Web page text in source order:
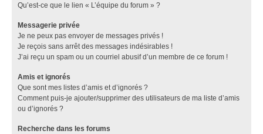
Qu’est-ce que le lien « L’équipe du forum » ?
Messagerie privée
Je ne peux pas envoyer de messages privés !
Je reçois sans arrêt des messages indésirables !
J’ai reçu un spam ou un courriel abusif d’un membre de ce forum !
Amis et ignorés
Que sont mes listes d’amis et d’ignorés ?
Comment puis-je ajouter/supprimer des utilisateurs de ma liste d’amis
ou d’ignorés ?
Recherche dans les forums